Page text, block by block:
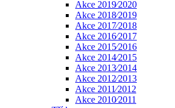
Akce 2019⁄2020
Akce 2018⁄2019
Akce 2017⁄2018
Akce 2016⁄2017
Akce 2015⁄2016
Akce 2014⁄2015
Akce 2013⁄2014
Akce 2012⁄2013
Akce 2011⁄2012
Akce 2010⁄2011